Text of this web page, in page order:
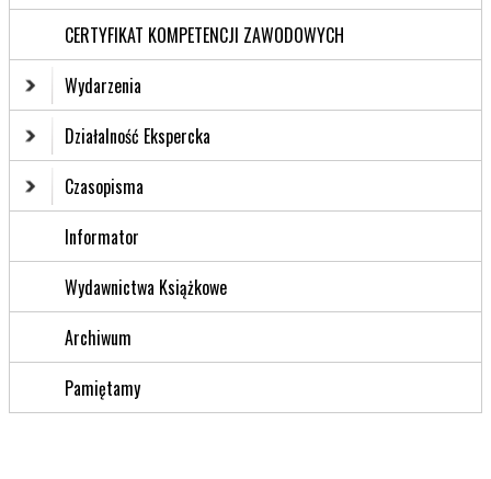
CERTYFIKAT KOMPETENCJI ZAWODOWYCH
Wydarzenia
Działalność Ekspercka
Czasopisma
Informator
Wydawnictwa Książkowe
Archiwum
Pamiętamy